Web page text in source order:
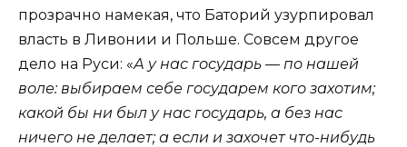
прозрачно намекая, что Баторий узурпировал
власть в Ливонии и Польше. Совсем другое
дело на Руси: «А у нас государь — по нашей
воле: выбираем себе государем кого захотим;
какой бы ни был у нас государь, а без нас
ничего не делает; а если и захочет что-нибудь